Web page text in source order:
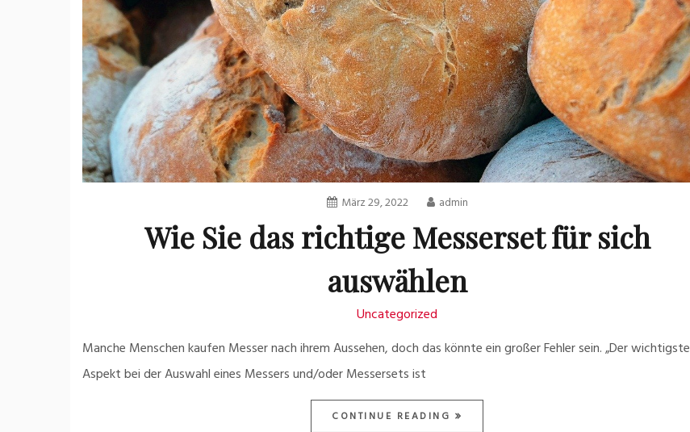
März 29, 2022 admin
Wie Sie das richtige Messerset für sich
auswählen
Uncategorized
Manche Menschen kaufen Messer nach ihrem Aussehen, doch das könnte ein großer Fehler sein. „Der wichtigste
Aspekt bei der Auswahl eines Messers und/oder Messersets ist
CONTINUE READING